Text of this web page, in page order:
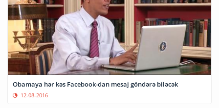
Obamaya hər kəs Facebook-dan mesaj göndərə biləcək
12-08-2016